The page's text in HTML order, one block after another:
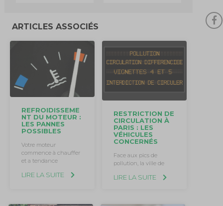
ARTICLES ASSOCIÉS
REFROIDISSEME
NT DU MOTEUR :
LES PANNES
POSSIBLES
Votre moteur
commence à chauffer
et a tendance
LIRE LA SUITE
RESTRICTION DE
CIRCULATION À
PARIS : LES
VÉHICULES
CONCERNÉS
Face aux pics de
pollution, la ville de
LIRE LA SUITE